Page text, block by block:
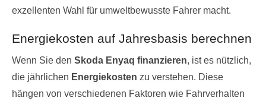
exzellenten Wahl für umweltbewusste Fahrer macht.
Energiekosten auf Jahresbasis berechnen
Wenn Sie den Skoda Enyaq finanzieren, ist es nützlich,
die jährlichen Energiekosten zu verstehen. Diese
hängen von verschiedenen Faktoren wie Fahrverhalten